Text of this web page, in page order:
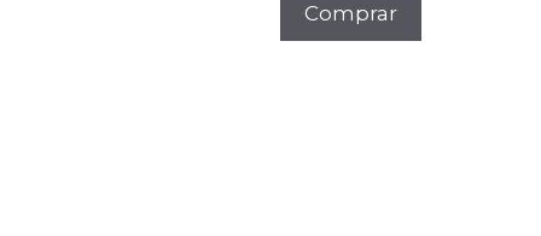
Comprar